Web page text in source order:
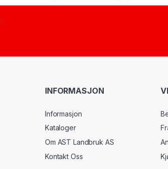
INFORMASJON
Informasjon
Kataloger
Om AST Landbruk AS
Kontakt Oss